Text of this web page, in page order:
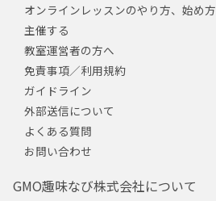
オンラインレッスンのやり方、始め方
主催する
教室運営者の方へ
免責事項／利用規約
ガイドライン
外部送信について
よくある質問
お問い合わせ
GMO趣味なび株式会社について